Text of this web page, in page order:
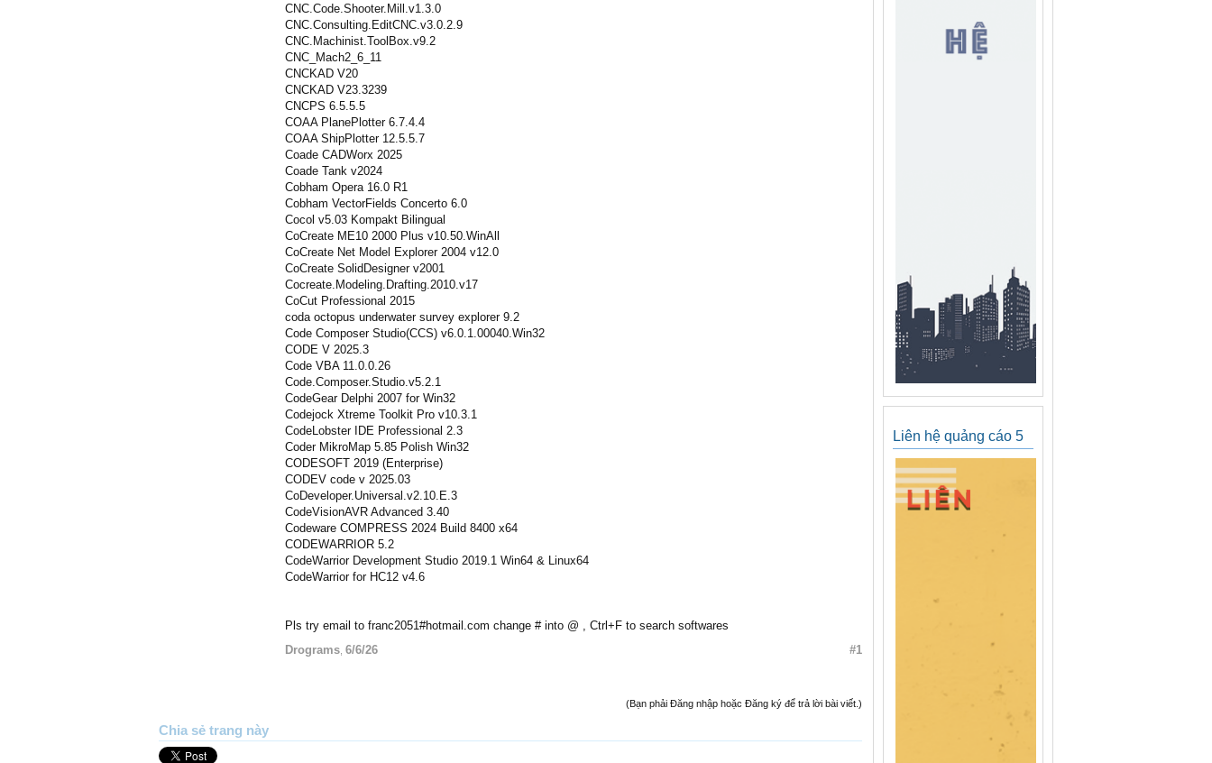
CNC.Code.Shooter.Mill.v1.3.0
CNC.Consulting.EditCNC.v3.0.2.9
CNC.Machinist.ToolBox.v9.2
CNC_Mach2_6_11
CNCKAD V20
CNCKAD V23.3239
CNCPS 6.5.5.5
COAA PlanePlotter 6.7.4.4
COAA ShipPlotter 12.5.5.7
Coade CADWorx 2025
Coade Tank v2024
Cobham Opera 16.0 R1
Cobham VectorFields Concerto 6.0
Cocol v5.03 Kompakt Bilingual
CoCreate ME10 2000 Plus v10.50.WinAll
CoCreate Net Model Explorer 2004 v12.0
CoCreate SolidDesigner v2001
Cocreate.Modeling.Drafting.2010.v17
CoCut Professional 2015
coda octopus underwater survey explorer 9.2
Code Composer Studio(CCS) v6.0.1.00040.Win32
CODE V 2025.3
Code VBA 11.0.0.26
Code.Composer.Studio.v5.2.1
CodeGear Delphi 2007 for Win32
Codejock Xtreme Toolkit Pro v10.3.1
CodeLobster IDE Professional 2.3
Coder MikroMap 5.85 Polish Win32
CODESOFT 2019 (Enterprise)
CODEV code v 2025.03
CoDeveloper.Universal.v2.10.E.3
CodeVisionAVR Advanced 3.40
Codeware COMPRESS 2024 Build 8400 x64
CODEWARRIOR 5.2
CodeWarrior Development Studio 2019.1 Win64 & Linux64
CodeWarrior for HC12 v4.6
Pls try email to franc2051#hotmail.com change # into @ , Ctrl+F to search softwares
Drograms 6/6/26 #1
(Bạn phải Đăng nhập hoặc Đăng ký để trả lời bài viết.)
Chia sẻ trang này
Liên hệ quảng cáo 5